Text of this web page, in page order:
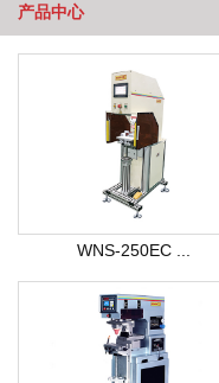
产品中心
WNS-250EC ...